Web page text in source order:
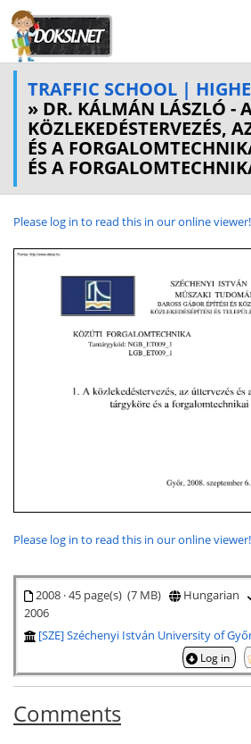
TRAFFIC SCHOOL |
» DR. KÁLMÁN LÁSZLÓ -
KÖZLEKEDÉSTERVEZÉS,
ÉS A
ÉS A
Please log in to read this in our online viewer!
Please log in to read this in our online viewer!
2008 · 45 page(s) (7 MB) Hungarian
2006
[SZE] Széchenyi István University of
Log in
Comments